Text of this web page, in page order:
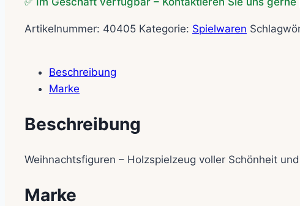
Artikelnummer: 40405 Kategorie: Spielwaren
Beschreibung
Marke
Beschreibung
Weihnachtsfiguren – Holzspielzeug voller Schönheit
Marke